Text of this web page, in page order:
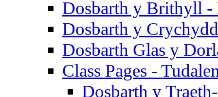
Dosbarth y Brithyll
Dosbarth y
Dosbarth Glas y
Class Pages -
Dosbarth y